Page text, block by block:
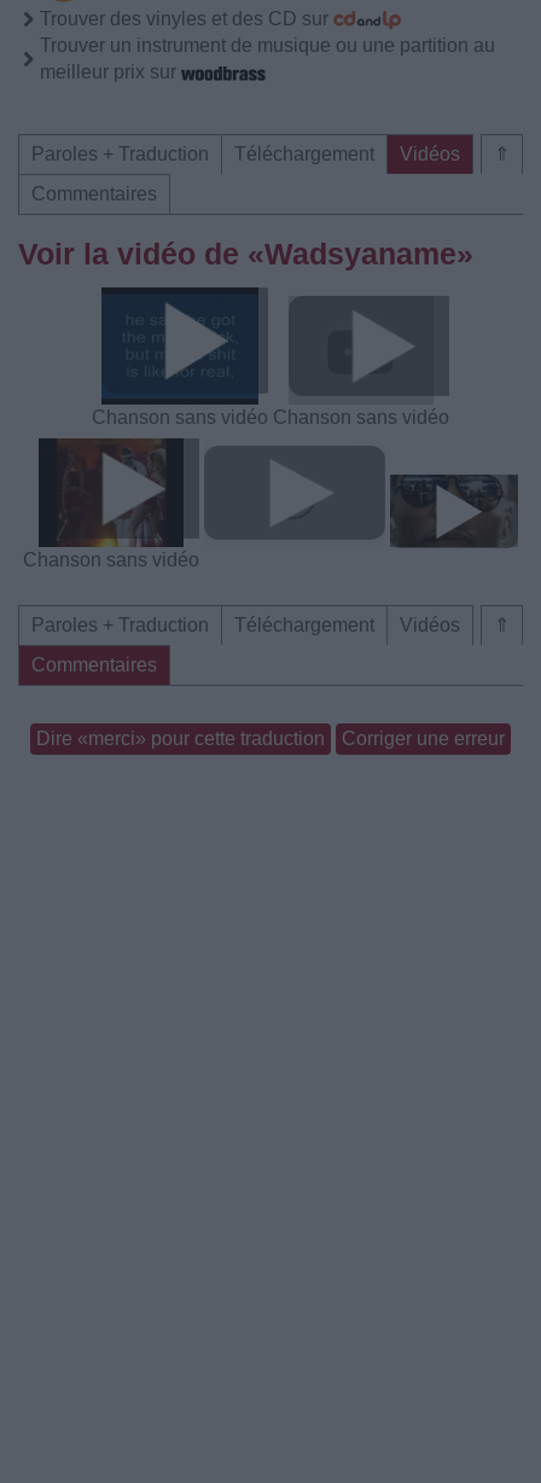
Trouver des vinyles et des CD sur
Trouver un instrument de musique ou une partition au
meilleur prix sur
⇑
Paroles + Traduction Téléchargement
Vidéos
Commentaires
Voir la vidéo de «Wadsyaname»
Chanson sans vidéo Chanson sans vidéo
Chanson sans vidéo
⇑
Paroles + Traduction Téléchargement
Vidéos
Commentaires
Dire «merci» pour cette traduction Corriger une erreur